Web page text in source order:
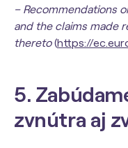
– Recommendations
and the claims made
thereto(https://
5.
zvnútra aj